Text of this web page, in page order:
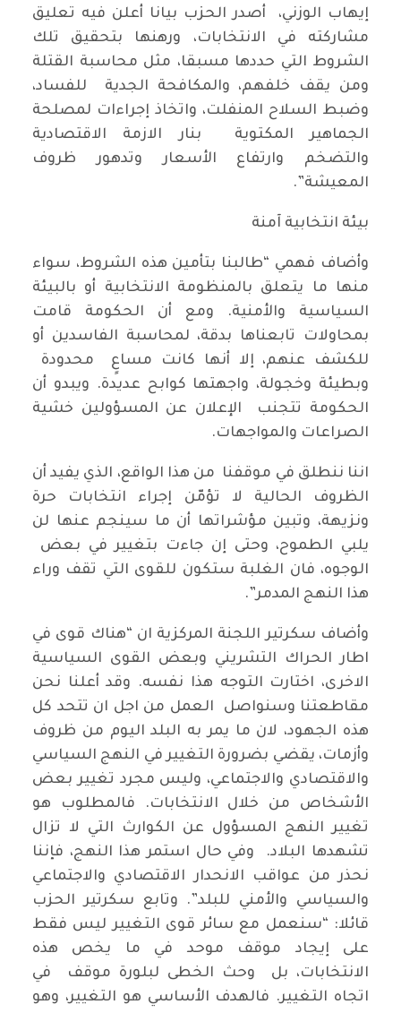
إيهاب الوزني، أصدر الحزب بيانا أعلن فيه تعليق
مشاركته في الانتخابات، ورهنها بتحقيق تلك
الشروط التي حددها مسبقا، مثل محاسبة القتلة
ومن يقف خلفهم، والمكافحة الجدية للفساد،
وضبط السلاح المنفلت، واتخاذ إجراءات لمصلحة
الجماهير المكتوية بنار الازمة الاقتصادية
والتضخم وارتفاع الأسعار وتدهور ظروف
المعيشة”.
بيئة انتخابية آمنة
وأضاف فهمي “طالبنا بتأمين هذه الشروط، سواء
منها ما يتعلق بالمنظومة الانتخابية أو بالبيئة
السياسية والأمنية. ومع أن الحكومة قامت
بمحاولات تابعناها بدقة، لمحاسبة الفاسدين أو
للكشف عنهم، إلا أنها كانت مساعٍ محدودة
وبطيئة وخجولة، واجهتها كوابح عديدة. ويبدو أن
الحكومة تتجنب الإعلان عن المسؤولين خشية
الصراعات والمواجهات.
اننا ننطلق في موقفنا من هذا الواقع، الذي يفيد أن
الظروف الحالية لا تؤمّن إجراء انتخابات حرة
ونزيهة، وتبين مؤشراتها أن ما سينجم عنها لن
يلبي الطموح، وحتى إن جاءت بتغيير في بعض
الوجوه، فان الغلبة ستكون للقوى التي تقف وراء
هذا النهج المدمر”.
وأضاف سكرتير اللجنة المركزية ان “هناك قوى في
اطار الحراك التشريني وبعض القوى السياسية
الاخرى، اختارت التوجه هذا نفسه. وقد أعلنا نحن
مقاطعتنا وسنواصل العمل من اجل ان تتحد كل
هذه الجهود، لان ما يمر به البلد اليوم من ظروف
وأزمات، يقضي بضرورة التغيير في النهج السياسي
والاقتصادي والاجتماعي، وليس مجرد تغيير بعض
الأشخاص من خلال الانتخابات. فالمطلوب هو
تغيير النهج المسؤول عن الكوارث التي لا تزال
تشهدها البلاد. وفي حال استمر هذا النهج، فإننا
نحذر من عواقب الانحدار الاقتصادي والاجتماعي
والسياسي والأمني للبلد”. وتابع سكرتير الحزب
قائلا: “سنعمل مع سائر قوى التغيير ليس فقط
على إيجاد موقف موحد في ما يخص هذه
الانتخابات، بل وحث الخطى لبلورة موقف في
اتجاه التغيير. فالهدف الأساسي هو التغيير، وهو